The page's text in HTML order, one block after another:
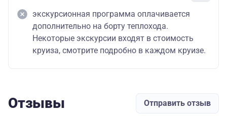
экскурсионная программа оплачивается
дополнительно на борту теплохода.
Некоторые экскурсии входят в стоимость
круиза, смотрите подробно в каждом круизе.
Отзывы Отправить отзыв